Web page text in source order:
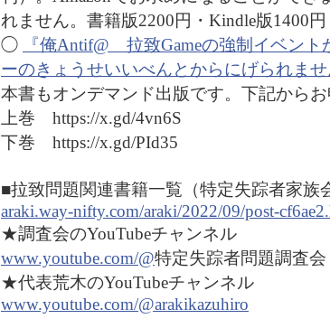
れません。書籍版2200円・Kindle版1400円
◯
『俺Antif@ 拉致Gameの強制イベン
ーのきょうせいいべんとからにげられま
本書もオンデマンド出版です。下記からお
上巻 https://x.gd/4vn6S
下巻 https://x.gd/PId35
■拉致問題関連書籍一覧（特定失踪者家族
araki.way-nifty.com/araki/2022/09/post-
★調査会のYouTubeチャンネル
www.youtube.com/@特定失踪者問題調査会
★代表荒木のYouTubeチャンネル
www.youtube.com/@arakikazuhiro